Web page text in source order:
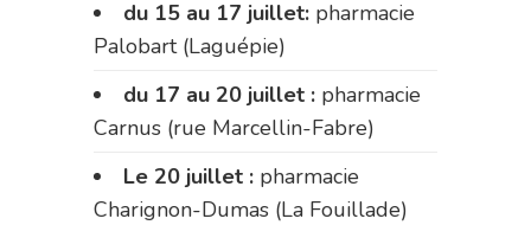
du 15 au 17 juillet: pharmacie
Palobart (Laguépie)
du 17 au 20 juillet : pharmacie
Carnus (rue Marcellin-Fabre)
Le 20 juillet : pharmacie
Charignon-Dumas (La Fouillade)